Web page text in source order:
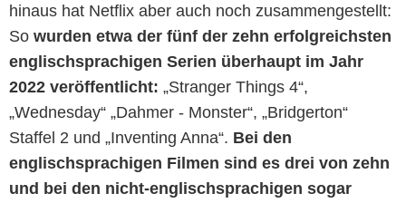
hinaus hat Netflix aber auch noch zusammengestellt:
So wurden etwa der fünf der zehn erfolgreichsten
englischsprachigen Serien überhaupt im Jahr
2022 veröffentlicht: „Stranger Things 4“,
„Wednesday“ „Dahmer - Monster“, „Bridgerton“
Staffel 2 und „Inventing Anna“. Bei den
englischsprachigen Filmen sind es drei von zehn
und bei den nicht-englischsprachigen sogar